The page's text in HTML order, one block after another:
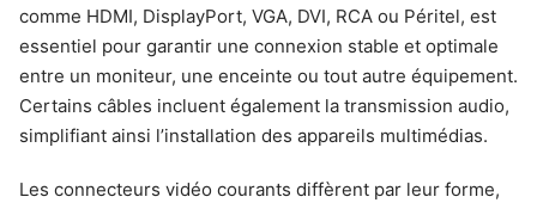
comme HDMI, DisplayPort, VGA, DVI, RCA ou Péritel, est
essentiel pour garantir une connexion stable et optimale
entre un moniteur, une enceinte ou tout autre équipement.
Certains câbles incluent également la transmission audio,
simplifiant ainsi l’installation des appareils multimédias.
Les connecteurs vidéo courants diffèrent par leur forme,